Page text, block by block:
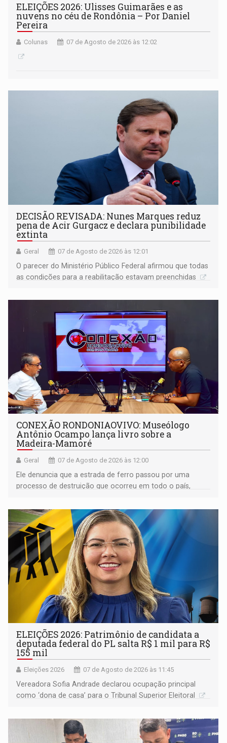
ELEIÇÕES 2026: Ulisses Guimarães e as
nuvens no céu de Rondônia – Por Daniel
Pereira
Colunas 07 de Agosto de 2026 às 12:02
DECISÃO REVISADA: Nunes Marques reduz
pena de Acir Gurgacz e declara punibilidade
extinta
Geral 07 de Agosto de 2026 às 12:01
O parecer do Ministério Público Federal afirmou que todas
as condições para a reabilitação estavam preenchidas
CONEXÃO RONDONIAOVIVO: Museólogo
Antônio Ocampo lança livro sobre a
Madeira-Mamoré
Geral 07 de Agosto de 2026 às 12:00
Ele denuncia que a estrada de ferro passou por uma
processo de destruição que ocorreu em todo o país,
ELEIÇÕES 2026: Patrimônio de candidata a
deputada federal do PL salta R$ 1 mil para R$
155 mil
Eleições 2026 07 de Agosto de 2026 às 11:45
Vereadora Sofia Andrade declarou ocupação principal
como ‘dona de casa’ para o Tribunal Superior Eleitoral